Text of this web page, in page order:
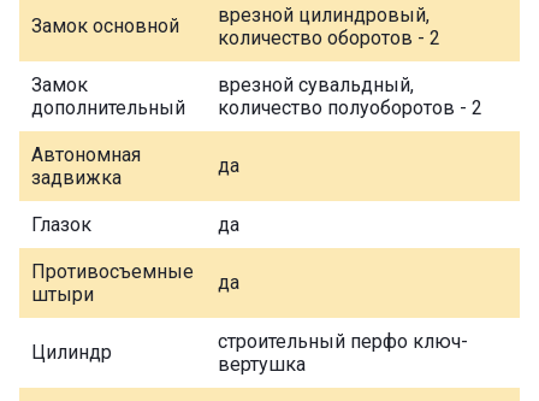
Замок основной
врезной цилиндровый,
количество оборотов - 2
Замок
дополнительный
врезной сувальдный,
количество полуоборотов - 2
Автономная
задвижка
да
Глазок да
Противосъемные
штыри
да
Цилиндр
строительный перфо ключ-
вертушка